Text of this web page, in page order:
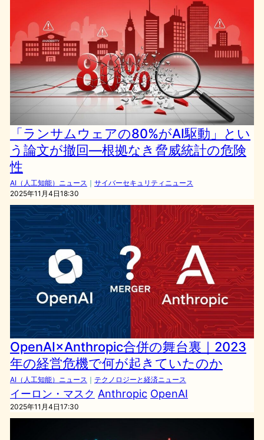
「ランサムウェアの80%がAI駆動」とい
う論文が撤回—根拠なき脅威統計の危険
性
AI（人工知能）ニュース ｜ サイバーセキュリティニュース
2025年11月4日18:30
OpenAI×Anthropic合併の舞台裏｜2023
年の経営危機で何が起きていたのか
AI（人工知能）ニュース ｜ テクノロジーと経済ニュース
イーロン・マスク Anthropic OpenAI
2025年11月4日17:30